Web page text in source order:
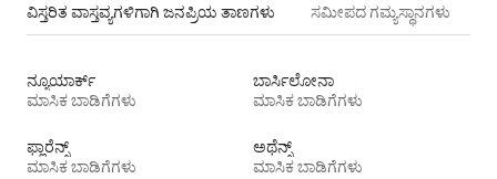
ವಿಸ್ತರಿತ ವಾಸ್ತವ್ಯಗಳಿಗಾಗಿ ಜನಪ್ರಿಯ ತಾಣಗಳು ಸಮೀಪದ ಗಮ್ಯಸ್ಥಾನಗಳು
ನ್ಯೂಯಾರ್ಕ್
ಮಾಸಿಕ ಬಾಡಿಗೆಗಳು
ಬಾರ್ಸಿಲೋನಾ
ಮಾಸಿಕ ಬಾಡಿಗೆಗಳು
ಫ್ಲಾರೆನ್ಸ್
ಮಾಸಿಕ ಬಾಡಿಗೆಗಳು
ಅಥೆನ್ಸ್
ಮಾಸಿಕ ಬಾಡಿಗೆಗಳು